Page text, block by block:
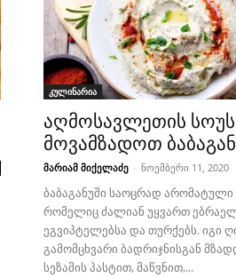
კულინარია
აღმოსავლეთის
მოვამზადოთ
მარიამ მიქელაძე - ნოემბერი 11, 2020
ბაბაგანუში საოცრად არომატული
რომელიც ძალიან უყვართ
ეგვიპტელებსა და თურქებს. იგი
გამომცხვარი ბადრიჯნისგან
სეზამის პასტით, მაწვნით,...